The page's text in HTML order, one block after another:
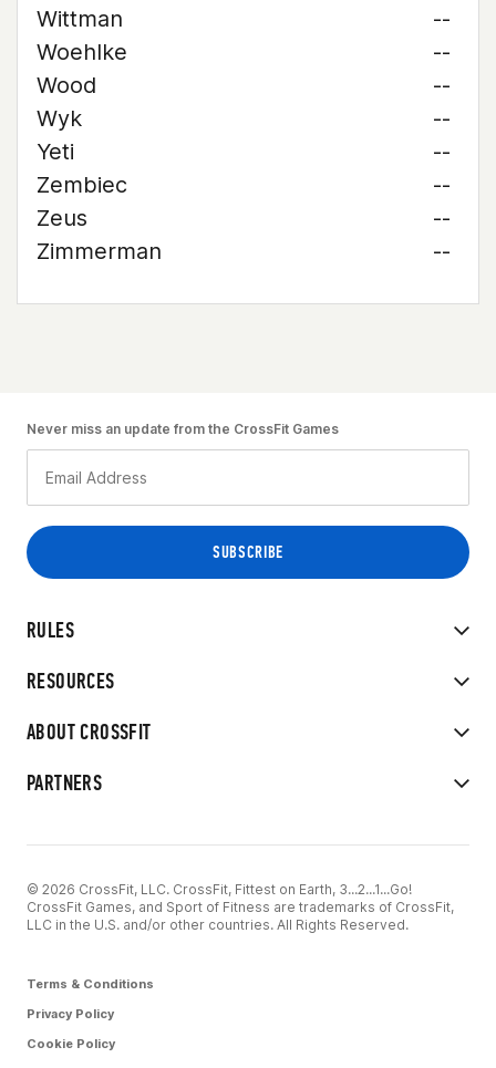
Wittman
--
Woehlke
--
Wood
--
Wyk
--
Yeti
--
Zembiec
--
Zeus
--
Zimmerman
--
RULES
RESOURCES
ABOUT CROSSFIT
PARTNERS
Never miss an update from the CrossFit Games
© 2026 CrossFit, LLC. CrossFit, Fittest on Earth, 3...2...1...Go!
CrossFit Games, and Sport of Fitness are trademarks of CrossFit,
LLC in the U.S. and/or other countries. All Rights Reserved.
Terms & Conditions
Privacy Policy
Cookie Policy